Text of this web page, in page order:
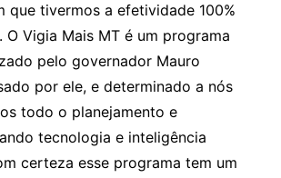
que tivermos a efetividade 100%
O Vigia Mais MT é um programa
pelo governador Mauro
por ele, e determinado a nós
todo o planejamento e
tecnologia e inteligência
certeza esse programa tem um